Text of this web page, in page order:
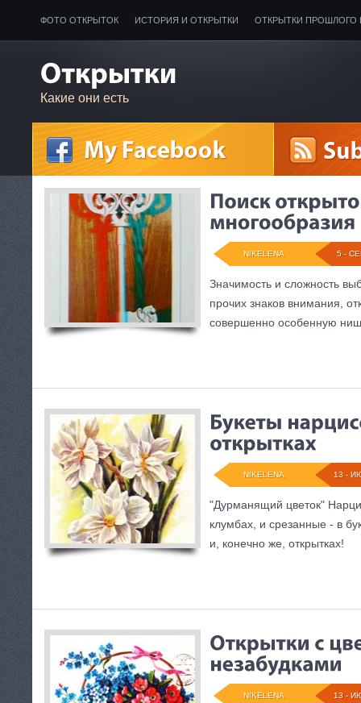
ФОТО ОТКРЫТОК ИСТОРИЯ И ОТКРЫТКИ ОТКРЫТКИ ПРОШЛОГО
Какие они есть
5 -
NIKELENA
Значимость и сложность
прочих знаков внимания,
совершенно особенную
13 -
NIKELENA
"Дурманящий цветок"
клумбах, и срезанные - в
и, конечно же, открытках!
13 -
NIKELENA